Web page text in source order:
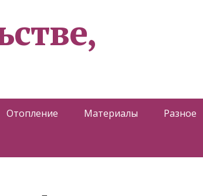
Отопление Материалы Разное